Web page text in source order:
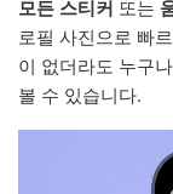
모든 스티커 또는
로필 사진으로 빠
이 없더라도 누구
볼 수 있습니다.